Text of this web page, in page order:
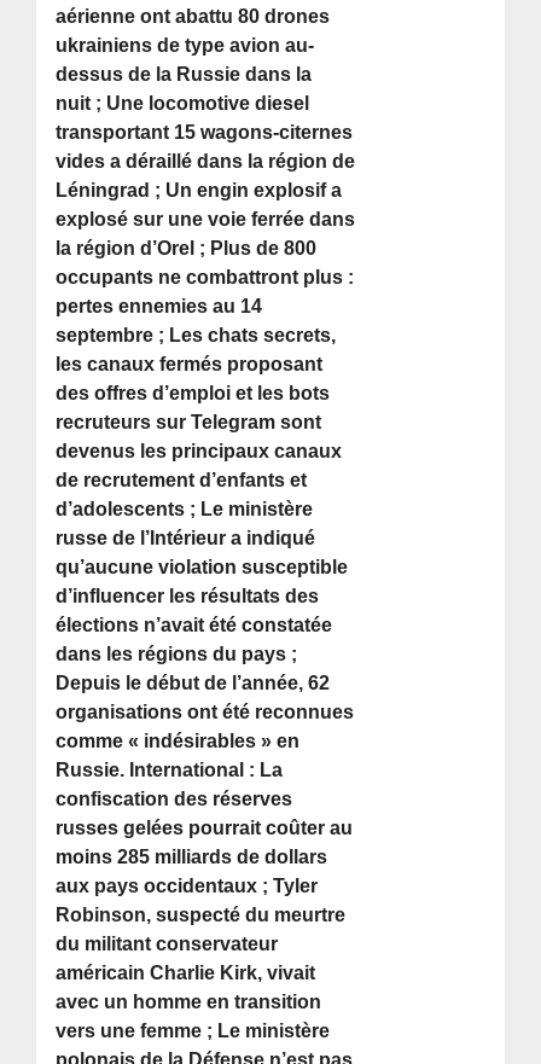
aérienne ont abattu 80 drones
ukrainiens de type avion au-
dessus de la Russie dans la
nuit ; Une locomotive diesel
transportant 15 wagons-citernes
vides a déraillé dans la région de
Léningrad ; Un engin explosif a
explosé sur une voie ferrée dans
la région d’Orel ; Plus de 800
occupants ne combattront plus :
pertes ennemies au 14
septembre ; Les chats secrets,
les canaux fermés proposant
des offres d’emploi et les bots
recruteurs sur Telegram sont
devenus les principaux canaux
de recrutement d’enfants et
d’adolescents ; Le ministère
russe de l’Intérieur a indiqué
qu’aucune violation susceptible
d’influencer les résultats des
élections n’avait été constatée
dans les régions du pays ;
Depuis le début de l’année, 62
organisations ont été reconnues
comme « indésirables » en
Russie. International : La
confiscation des réserves
russes gelées pourrait coûter au
moins 285 milliards de dollars
aux pays occidentaux ; Tyler
Robinson, suspecté du meurtre
du militant conservateur
américain Charlie Kirk, vivait
avec un homme en transition
vers une femme ; Le ministère